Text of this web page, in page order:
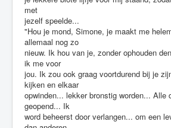
met
jezelf speelde...
"Hou je mond, Simone, je maakt me
allemaal nog zo
nieuw. Ik hou van je, zonder ophouden
ik me voor
jou. Ik zou ook graag voortdurend bij je
kijken en elkaar
opwinden... lekker bronstig worden... Alle
geopend... Ik
word beheerst door verlangen... om een